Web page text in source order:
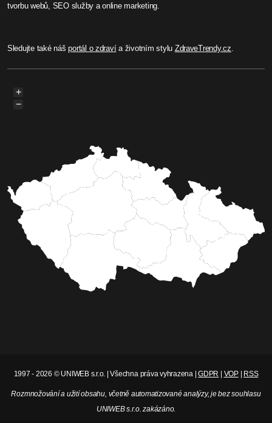
tvorbu webů, SEO služby a online marketing.
Sledujte také nášportál o zdravía životním stylu ZdraveTrendy.cz
+
−
1997 - 2026 © UNIWEB s.r.o. | Všechna práva vyhrazena |GDPR | VOP| RSS
Rozmnožování a užití obsahu, včetně automatizované analýzy, je bez souhlasu
UNIWEB s.r.o. zakázáno.